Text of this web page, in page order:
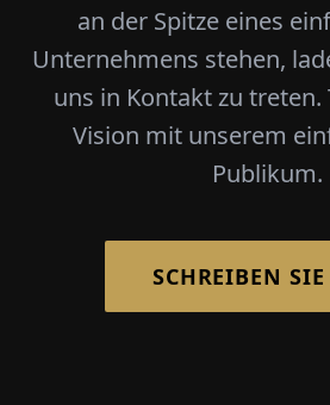
an der Spitze eines
Unternehmens stehen,
uns in Kontakt zu treten.
Vision mit unserem
Publikum.
SCHREIBEN